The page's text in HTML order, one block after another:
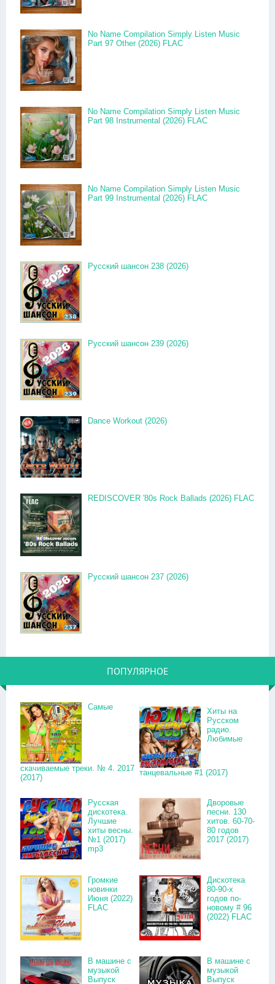
No Name Compilation Simply Listen Music
Part 97 Other (2026) FLAC
No Name Compilation Simply Listen Music
Part 98 Instrumental (2026) FLAC
No Name Compilation Simply Listen Music
Part 99 Instrumental (2026) FLAC
Русский шансон 238 (2026)
Русский шансон 239 (2026)
Dance Workout (2026)
REDISCOVER '80s Rock Ballads (2026) FLAC
Русский шансон 237 (2026)
ПОПУЛЯРНОЕ
Самые
скачиваемые треки. № 4. 2017
(2017)
Хиты на
Русском
радио.
Любимые
танцевальные #1 (2017)
Русская
дискотека.
Лучшие
хиты весны.
№1 (2017)
mp3
Дворовые
песни. 130
хитов. 60-70-
80 годов
2017 (2017)
Громкие
новинки
Июня (2022)
FLAC
Дискотека
80-90-х
годов по-
новому # 96
(2022) FLAC
В машине с
музыкой
Выпуск
В машине с
музыкой
Выпуск